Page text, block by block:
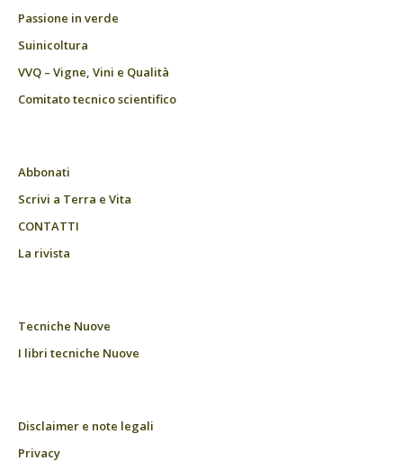
Passione in verde
Suinicoltura
VVQ – Vigne, Vini e Qualità
Comitato tecnico scientifico
Abbonati
Scrivi a Terra e Vita
CONTATTI
La rivista
Tecniche Nuove
I libri tecniche Nuove
Disclaimer e note legali
Privacy